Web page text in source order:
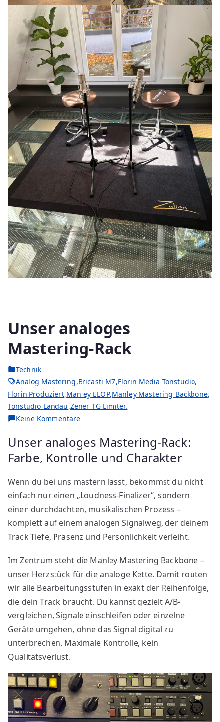
Unser analoges
Mastering-Rack
Technik
Analog Mastering,Bricasti M7,Florin Media Tonstudio,
Florin Produziert,Manley ELOP,Manley Mastering Backbone,
Tonstudio Landau,Zener TG Limiter.
Keine Kommentarezu
analoges
Mastering-
Unser analoges Mastering-Rack:
Farbe, Kontrolle und Charakter
Wenn du bei uns mastern lässt, bekommst du nicht
einfach nur einen „Loudness-Finalizer“, sondern
einen durchdachten, musikalischen Prozess –
komplett auf einem analogen Signalweg, der deinem
Track Tiefe, Präsenz und Persönlichkeit verleiht.
Im Zentrum steht die Manley Mastering Backbone –
unser Herzstück für die analoge Kette. Damit routen
wir alle Bearbeitungsstufen in exakt der Reihenfolge,
die dein Track braucht. Du kannst gezielt A/B-
vergleichen, Signale einschleifen oder einzelne
Geräte umgehen, ohne das Signal digital zu
unterbrechen. Maximale Kontrolle, kein
Qualitätsverlust.